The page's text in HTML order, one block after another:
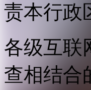
责本行政
各级互联
查相结合